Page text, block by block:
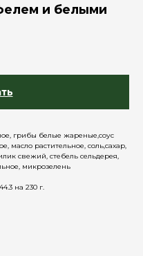
и белыми
грибы белые жареные,соус
масло растительное, соль,сахар,
свежий, стебель сельдерея,
микрозелень
на 230 г.